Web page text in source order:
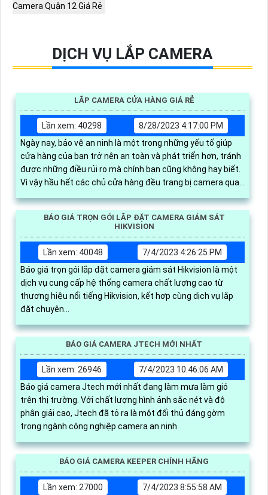
Camera Quận 12 Giá Rẻ
DỊCH VỤ LẮP CAMERA
LẮP CAMERA CỬA HÀNG GIÁ RẺ
Lần xem: 40298
8/28/2023 4:17:00 PM
Ngày nay, bảo vệ an ninh là một trong những yếu tố giúp
cửa hàng của bạn trở nên an toàn và phát triển hơn, tránh
được những điều rủi ro mà chính bạn cũng không hay biết.
Vì vậy hầu hết các chủ cửa hàng đều trang bị camera quan
sát để giám sát mọi hoạt động qua điện thoại, máy tính
BÁO GIÁ TRỌN GÓI LẮP ĐẶT CAMERA GIÁM SÁT
HIKVISION
Lần xem: 40048
7/4/2023 4:26:25 PM
Báo giá trọn gói lắp đặt camera giám sát Hikvision là một
dịch vụ cung cấp hệ thống camera chất lượng cao từ
thương hiệu nổi tiếng Hikvision, kết hợp cùng dịch vụ lắp
đặt chuyên...
BÁO GIÁ CAMERA JTECH MỚI NHẤT
Lần xem: 26946
7/4/2023 10:46:06 AM
Báo giá camera Jtech mới nhất đang làm mưa làm gió
trên thị trường. Với chất lượng hình ảnh sắc nét và độ
phân giải cao, Jtech đã tỏ ra là một đối thủ đáng gờm
trong ngành công nghiệp camera an ninh
BÁO GIÁ CAMERA KEEPER CHÍNH HÃNG
Lần xem: 27000
7/4/2023 8:55:58 AM